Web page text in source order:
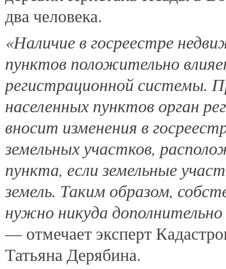
два человека.
«Наличие в госреестре
пунктов положительно
регистрационной системы.
населенных пунктов орган
вносит изменения в
земельных участков,
пункта, если земельные
земель. Таким образом,
нужно никуда
— отмечает эксперт
Татьяна Дерябина.